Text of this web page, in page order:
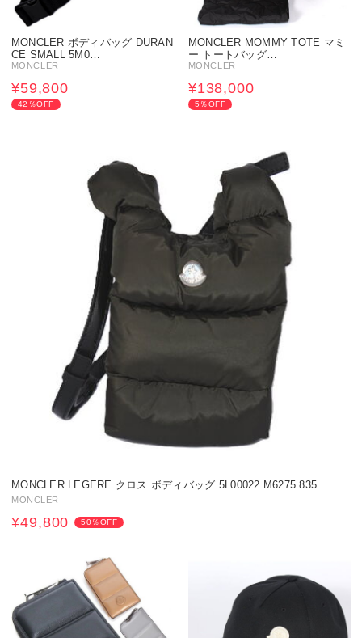
MONCLER ボディバッグ DURAN
CE SMALL 5M0…
MONCLER
¥59,800
42％OFF
MONCLER MOMMY TOTE マミ
ー トートバッグ…
MONCLER
¥138,000
5％OFF
MONCLER LEGERE クロス ボディバッグ 5L00022 M6275 835
MONCLER
¥49,800 50％OFF